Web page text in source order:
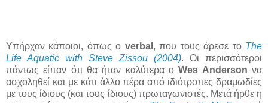
Υπήρχαν κάποιοι, όπως ο verbal , που τους άρεσε το The
Life Aquatic with Steve Zissou (2004). Οι περισσότεροι
πάντως είπαν ότι θα ήταν καλύτερα οWes Anderson να
ασχοληθεί και με κάτι άλλο πέρα από ιδιότροπες δραμωδίες
με τους ίδιους (και τους ίδιους) πρωταγωνιστές. Μετά ήρθε η